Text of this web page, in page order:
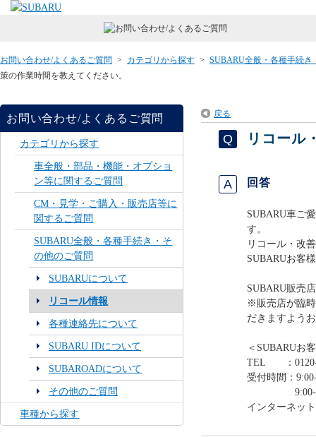
お問い合わせ/よくあるご質問 > カテゴリから探す > SUBARU全般・各種手続き
策の作業時間を教えてください。
お問い合わせ/よくあるご質問
カテゴリから探す
車全般・部品・機能・オプショ
ン等に関するご質問
CM・見学・ご購入・販売店等に
関するご質問
SUBARU全般・各種手続き・そ
の他のご質問
SUBARUについて
リコール情報
各種連絡先について
SUBARU IDについて
SUBAROADについて
その他のご質問
車種から探す
戻る
リコール
回答
SUBARU車ご
す。
リコール・改
SUBARUお客
SUBARU販売
※販売店が臨
だきますよう
＜SUBARUお
TEL ：0120-
受付時間：
9:00-12:00
インターネッ